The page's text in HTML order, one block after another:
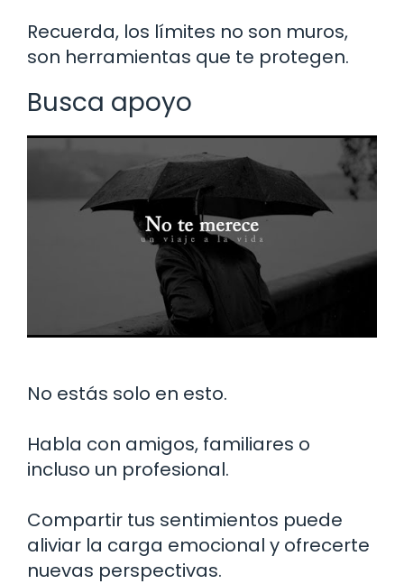
Recuerda, los límites no son muros,
son herramientas que te protegen.
Busca apoyo
No estás solo en esto.
Habla con amigos, familiares o
incluso un profesional.
Compartir tus sentimientos puede
aliviar la carga emocional y ofrecerte
nuevas perspectivas.